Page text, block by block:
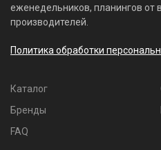
еженедельников, планингов от
производителей.
Политика обработки
Каталог
Бренды
FAQ